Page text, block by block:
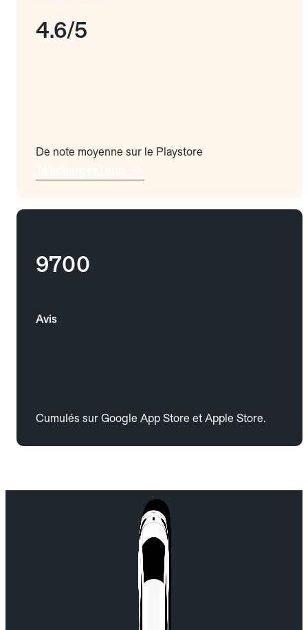
4.6/5
De note moyenne sur le Playstore
9700
Avis
Cumulés sur Google App Store et Apple Store.